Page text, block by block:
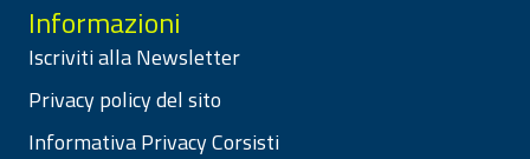
Informazioni
Iscriviti alla Newsletter
Privacy policy del sito
Informativa Privacy Corsisti